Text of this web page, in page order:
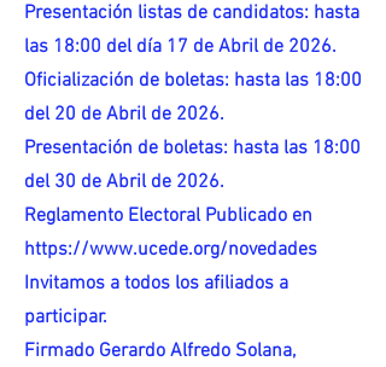
Presentación listas de candidatos: hasta
las 18:00 del día 17 de Abril de 2026.
Oficialización de boletas: hasta las 18:00
del 20 de Abril de 2026.
Presentación de boletas: hasta las 18:00
del 30 de Abril de 2026.
Reglamento Electoral Publicado en
https://www.ucede.org/novedades
Invitamos a todos los afiliados a
participar.
Firmado Gerardo Alfredo Solana,